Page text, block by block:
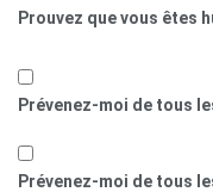
Prouvez que vous êtes
Prévenez-moi de tous
Prévenez-moi de tous